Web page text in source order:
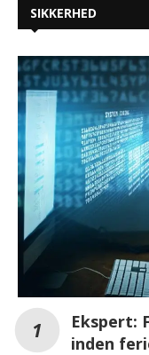
SIKKERHED
Ekspert:
inden